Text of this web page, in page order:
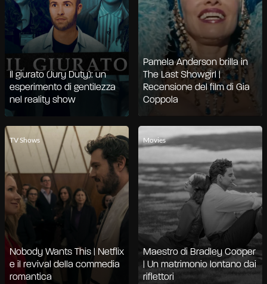
Il giurato (Jury Duty): un
esperimento di gentilezza
nel reality show
Pamela Anderson brilla in
The Last Showgirl |
Recensione del film di Gia
Coppola
TV Shows
Nobody Wants This | Netflix
e il revival della commedia
romantica
Movies
Maestro di Bradley Cooper
| Un matrimonio lontano dai
riflettori